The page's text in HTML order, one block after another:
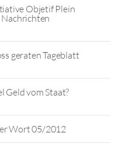
Objetif Plein
geraten Tageblatt
Geld vom Staat?
Wort 05/2012